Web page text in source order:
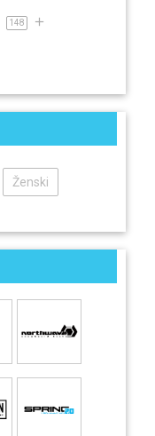
148
Ženski